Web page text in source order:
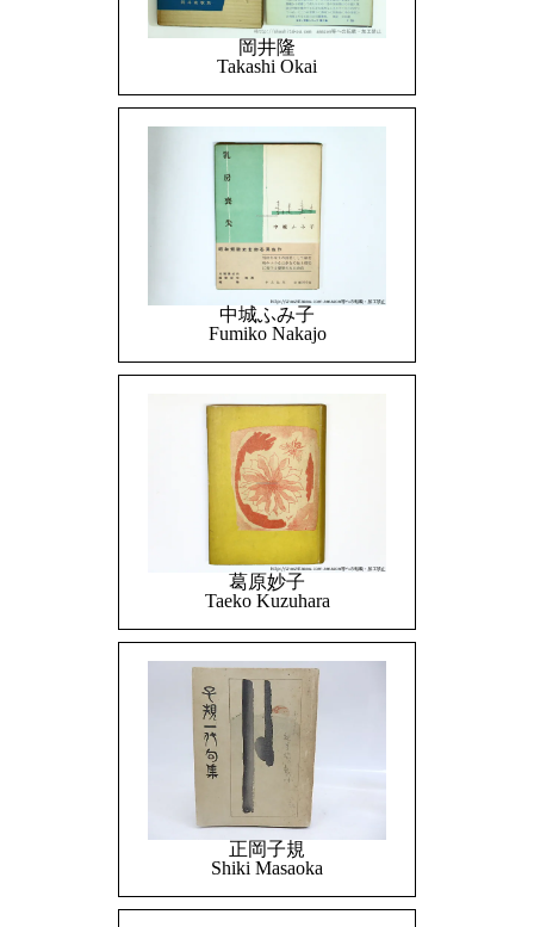
岡井隆
Takashi Okai
中城ふみ子
Fumiko Nakajo
葛原妙子
Taeko Kuzuhara
正岡子規
Shiki Masaoka